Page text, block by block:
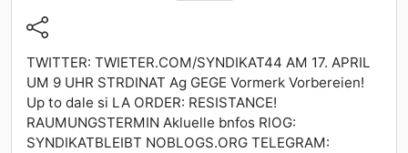
TWITTER: TWIETER.COM/SYNDIKAT44 AM 17. APRIL
UM 9 UHR STRDINAT Ag GEGE Vormerk Vorbereien!
Up to dale si LA ORDER: RESISTANCE!
RAUMUNGSTERMIN Akluelle bnfos RlOG:
SYNDIKATBLEIBT NOBLOGS.ORG TELEGRAM: